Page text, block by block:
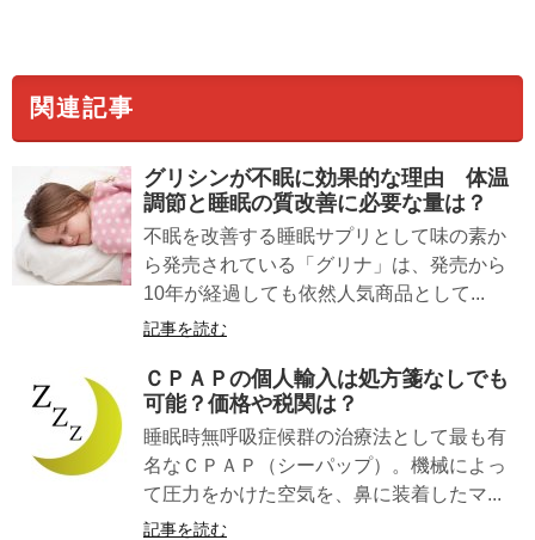
関連記事
グリシンが不眠に効果的な理由 体温
調節と睡眠の質改善に必要な量は？
不眠を改善する睡眠サプリとして味の素か
ら発売されている「グリナ」は、発売から
10年が経過しても依然人気商品として...
記事を読む
ＣＰＡＰの個人輸入は処方箋なしでも
可能？価格や税関は？
睡眠時無呼吸症候群の治療法として最も有
名なＣＰＡＰ（シーパップ）。機械によっ
て圧力をかけた空気を、鼻に装着したマ...
記事を読む